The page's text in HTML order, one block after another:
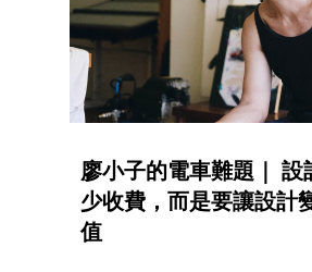
廖小子的電車難題｜ 設
少收費，而是要讓設計
值